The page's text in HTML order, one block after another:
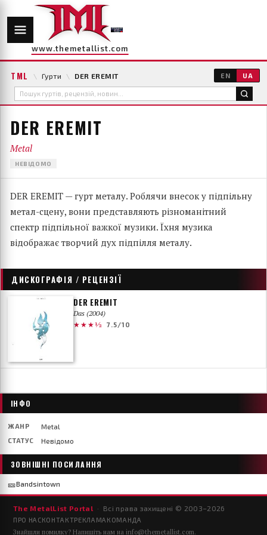
www.themetallist.com
TML \ Гурти \ DER EREMIT EN UA
DER EREMIT
Metal
НЕВІДОМО
DER EREMIT — гурт металу. Роблячи внесок у підпільну
метал-сцену, вони представляють різноманітний
спектр підпільної важкої музики. Їхня музика
відображає творчий дух підпілля металу.
ДИСКОГРАФІЯ / РЕЦЕНЗІЇ
DER EREMIT
Das (2004)
★★★½
7.5/10
ІНФО
ЖАНР Metal
СТАТУС Невідомо
ЗОВНІШНІ ПОСИЛАННЯ
🎫Bandsintown
The MetalList Portal · Всі права захищені © 2003–2026
ПРО НАСКОНТАКТРЕКЛАМА КОМАНДА
Знайшли помилку? Напишіть нам на info@themetallist.com.